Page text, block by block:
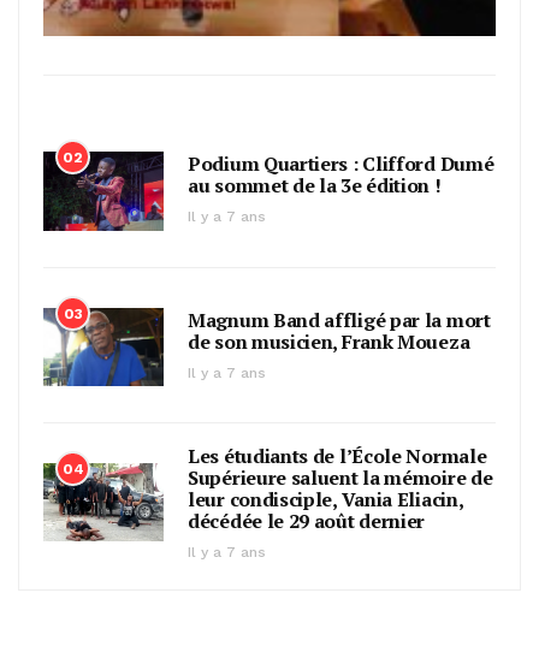
02
Podium Quartiers : Clifford Dumé
au sommet de la 3e édition !
Il y a 7 ans
03
Magnum Band affligé par la mort
de son musicien, Frank Moueza
Il y a 7 ans
04
Les étudiants de l’École Normale
Supérieure saluent la mémoire de
leur condisciple, Vania Eliacin,
décédée le 29 août dernier
Il y a 7 ans